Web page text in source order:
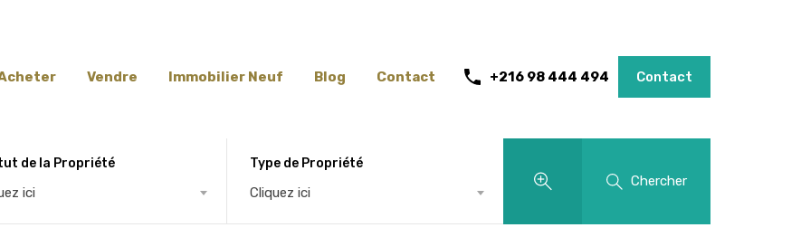
Vendre Immobilier Neuf Blog Contact +216 98 444 494 Contact
de la Propriété
ici
Type de Propriété
Cliquez ici
Chercher